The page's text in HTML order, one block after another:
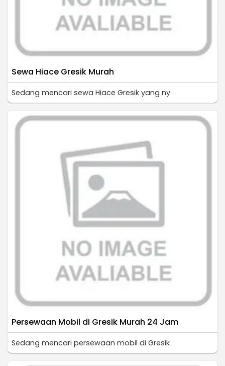
Sewa Hiace Gresik Murah
Sedang mencari sewa Hiace Gresik yang ny
Persewaan Mobil di Gresik Murah 24 Jam
Sedang mencari persewaan mobil di Gresik